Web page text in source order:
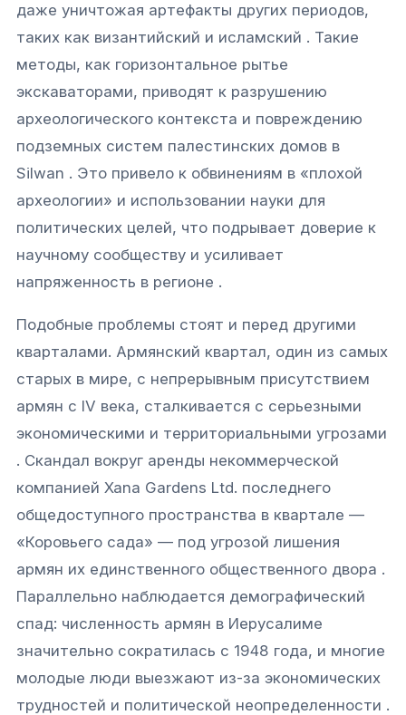
даже уничтожая артефакты других периодов,
таких как византийский и исламский . Такие
методы, как горизонтальное рытье
экскаваторами, приводят к разрушению
археологического контекста и повреждению
подземных систем палестинских домов в
Silwan . Это привело к обвинениям в «плохой
археологии» и использовании науки для
политических целей, что подрывает доверие к
научному сообществу и усиливает
напряженность в регионе .
Подобные проблемы стоят и перед другими
кварталами. Армянский квартал, один из самых
старых в мире, с непрерывным присутствием
армян с IV века, сталкивается с серьезными
экономическими и территориальными угрозами
. Скандал вокруг аренды некоммерческой
компанией Xana Gardens Ltd. последнего
общедоступного пространства в квартале —
«Коровьего сада» — под угрозой лишения
армян их единственного общественного двора .
Параллельно наблюдается демографический
спад: численность армян в Иерусалиме
значительно сократилась с 1948 года, и многие
молодые люди выезжают из-за экономических
трудностей и политической неопределенности .